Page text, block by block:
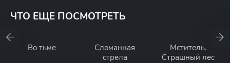
ЧТО ЕЩЕ ПОСМОТРЕТЬ
Во тьме
Сломанная
стрела
Мститель.
Страшный лес